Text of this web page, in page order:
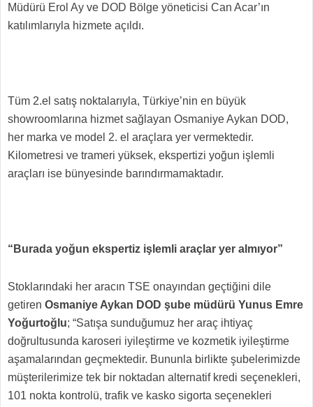
Müdürü Erol Ay ve DOD Bölge yöneticisi Can Acar’ın
katılımlarıyla hizmete açıldı.
Tüm 2.el satış noktalarıyla, Türkiye’nin en büyük
showroomlarına hizmet sağlayan Osmaniye Aykan DOD,
her marka ve model 2. el araçlara yer vermektedir.
Kilometresi ve trameri yüksek, ekspertizi yoğun işlemli
araçları ise bünyesinde barındırmamaktadır.
“Burada yoğun ekspertiz işlemli araçlar yer almıyor”
Stoklarındaki her aracın TSE onayından geçtiğini dile
getiren Osmaniye Aykan DOD şube müdürü Yunus Emre
Yoğurtoğlu; “Satışa sunduğumuz her araç ihtiyaç
doğrultusunda karoseri iyileştirme ve kozmetik iyileştirme
aşamalarından geçmektedir. Bununla birlikte şubelerimizde
müşterilerimize tek bir noktadan alternatif kredi seçenekleri,
101 nokta kontrolü, trafik ve kasko sigorta seçenekleri